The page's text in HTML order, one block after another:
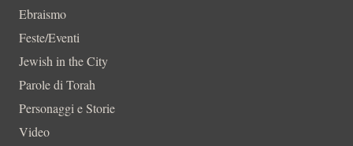
Ebraismo
Feste/Eventi
Jewish in the City
Parole di Torah
Personaggi e Storie
Video